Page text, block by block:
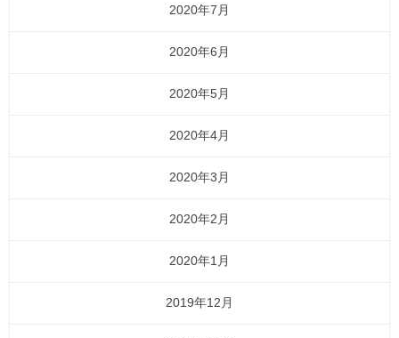
2020年7月
2020年6月
2020年5月
2020年4月
2020年3月
2020年2月
2020年1月
2019年12月